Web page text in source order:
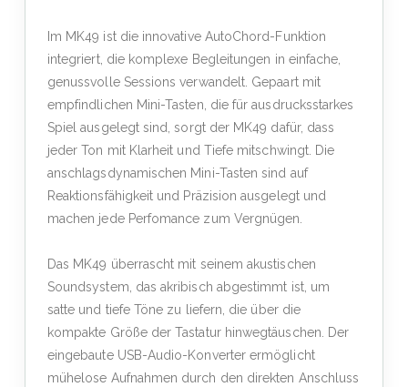
Im MK49 ist die innovative AutoChord-Funktion
integriert, die komplexe Begleitungen in einfache,
genussvolle Sessions verwandelt. Gepaart mit
empfindlichen Mini-Tasten, die für ausdrucksstarkes
Spiel ausgelegt sind, sorgt der MK49 dafür, dass
jeder Ton mit Klarheit und Tiefe mitschwingt. Die
anschlagsdynamischen Mini-Tasten sind auf
Reaktionsfähigkeit und Präzision ausgelegt und
machen jede Perfomance zum Vergnügen.
Das MK49 überrascht mit seinem akustischen
Soundsystem, das akribisch abgestimmt ist, um
satte und tiefe Töne zu liefern, die über die
kompakte Größe der Tastatur hinwegtäuschen. Der
eingebaute USB-Audio-Konverter ermöglicht
mühelose Aufnahmen durch den direkten Anschluss